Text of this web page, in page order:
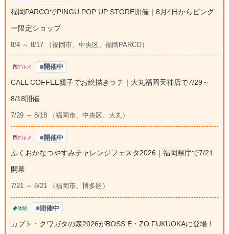
福岡PARCOでPINGU POP UP STORE開催｜8月4日からピング
ー限定ショップ
8/4 ～ 8/17 （福岡市、中央区、福岡PARCO）
グルメ 開催中
CALL COFFEE親子でお絵描きラテ｜大丸福岡天神店で7/29～
8/18開催
7/29 ～ 8/18 （福岡市、中央区、大丸）
グルメ 開催中
ふくおかなつやすみチャレンジフェスタ2026｜福岡県庁で7/21
開幕
7/21 ～ 8/21 （福岡市、博多区）
体験 開催中
カブト・クワガタの森2026がBOSS E・ZO FUKUOKAに登場！